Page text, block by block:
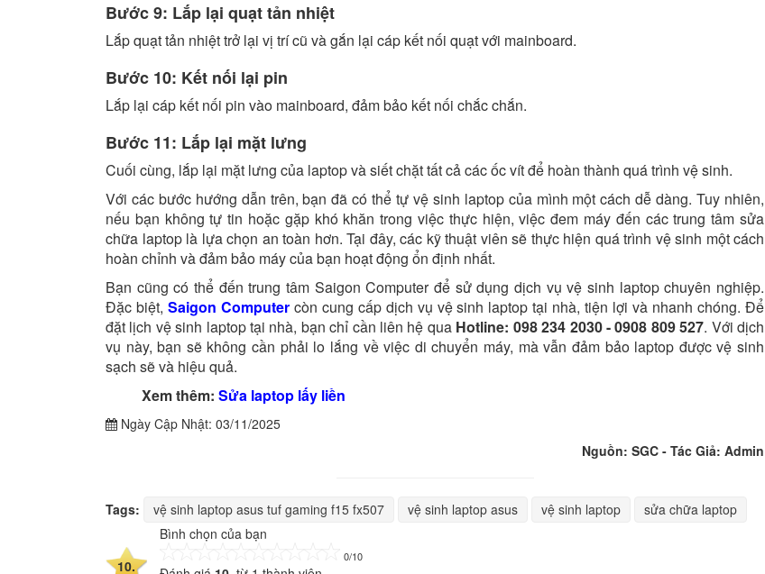
Bước 9: Lắp lại quạt tản nhiệt
Lắp quạt tản nhiệt trở lại vị trí cũ và gắn lại cáp kết nối quạt với mainboard.
Bước 10: Kết nối lại pin
Lắp lại cáp kết nối pin vào mainboard, đảm bảo kết nối chắc chắn.
Bước 11: Lắp lại mặt lưng
Cuối cùng, lắp lại mặt lưng của laptop và siết chặt tất cả các ốc vít để hoàn thành quá trình vệ sinh.
Với các bước hướng dẫn trên, bạn đã có thể tự vệ sinh laptop của mình một cách dễ dàng. Tuy nhiên,
nếu bạn không tự tin hoặc gặp khó khăn trong việc thực hiện, việc đem máy đến các trung tâm sửa
chữa laptop là lựa chọn an toàn hơn. Tại đây, các kỹ thuật viên sẽ thực hiện quá trình vệ sinh một cách
hoàn chỉnh và đảm bảo máy của bạn hoạt động ổn định nhất.
Bạn cũng có thể đến trung tâm Saigon Computer để sử dụng dịch vụ vệ sinh laptop chuyên nghiệp.
Đặc biệt, Saigon Computercòn cung cấp dịch vụ vệ sinh laptop tại nhà, tiện lợi và nhanh chóng. Để
đặt lịch vệ sinh laptop tại nhà, bạn chỉ cần liên hệ qua Hotline: 098 234 2030 - 0908 809 527. Với dịch
vụ này, bạn sẽ không cần phải lo lắng về việc di chuyển máy, mà vẫn đảm bảo laptop được vệ sinh
sạch sẽ và hiệu quả.
Xem thêm: Sửa laptop lấy liền
Ngày Cập Nhật: 03/11/2025
Nguồn: SGC - Tác Giả: Admin
Tags: vệ sinh laptop asus tuf gaming f15 fx507 vệ sinh laptop asus vệ sinh laptop sửa chữa laptop
10.
Bình chọn của bạn
0/10